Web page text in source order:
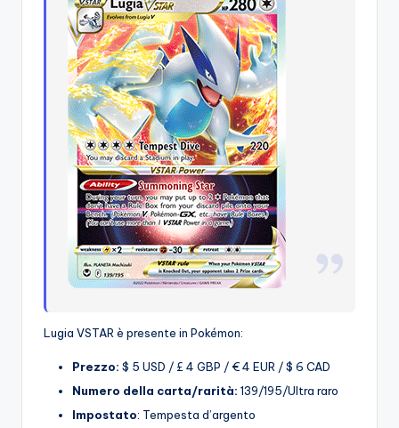
Lugia VSTAR è presente in Pokémon:
Prezzo: $ 5 USD / £ 4 GBP / € 4 EUR / $ 6 CAD
Numero della carta/rarità: 139/195/Ultra raro
Impostato: Tempesta d’argento